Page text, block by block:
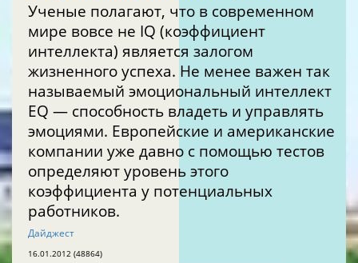
Ученые полагают, что в современном
мире вовсе не IQ (коэффициент
интеллекта) является залогом
жизненного успеха. Не менее важен так
называемый эмоциональный интеллект
EQ — способность владеть и управлять
эмоциями. Европейские и американские
компании уже давно с помощью тестов
определяют уровень этого
коэффициента у потенциальных
работников.
Дайджест
16.01.2012 (48864)